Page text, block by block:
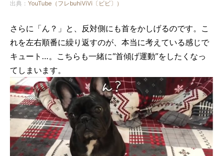
出典： YouTube（フレbuhiViVi〔ビビ〕）
さらに「ん？」と、反対側にも首をかしげるのです。こ
れを左右順番に繰り返すのが、本当に考えている感じで
キュート…。こちらも一緒に“首傾げ運動”をしたくなっ
てしまいます。